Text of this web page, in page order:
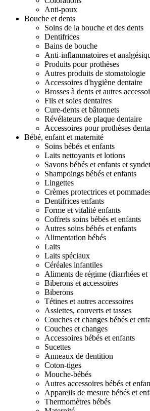
Anti-poux
Bouche et dents
Soins de la bouche et des dents
Dentifrices
Bains de bouche
Anti-inflammatoires et
Produits pour prothèses
Autres produits de stomatologie
Accessoires d'hygiène dentaire
Brosses à dents et autres
Fils et soies dentaires
Cure-dents et bâtonnets
Révélateurs de plaque dentaire
Accessoires pour prothèses
Bébé, enfant et maternité
Soins bébés et enfants
Laits nettoyants et lotions
Savons bébés et enfants et
Shampoings bébés et enfants
Lingettes
Crèmes protectrices et
Dentifrices enfants
Forme et vitalité enfants
Coffrets soins bébés et enfants
Autres soins bébés et enfants
Alimentation bébés
Laits
Laits spéciaux
Céréales infantiles
Aliments de régime (diarrhées et
Biberons et accessoires
Biberons
Tétines et autres accessoires
Assiettes, couverts et tasses
Couches et changes bébés et
Couches et changes
Accessoires bébés et enfants
Sucettes
Anneaux de dentition
Coton-tiges
Mouche-bébés
Autres accessoires bébés et
Appareils de mesure bébés et
Thermomètres bébés